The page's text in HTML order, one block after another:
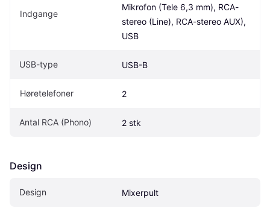
Indgange
Mikrofon (Tele 6,3 mm), RCA-
stereo (Line), RCA-stereo AUX),
USB
USB-type USB-B
Høretelefoner 2
Antal RCA (Phono) 2 stk
Design
Design Mixerpult